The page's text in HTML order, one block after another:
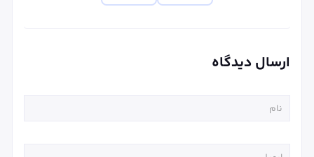
ارسال دیدگاه